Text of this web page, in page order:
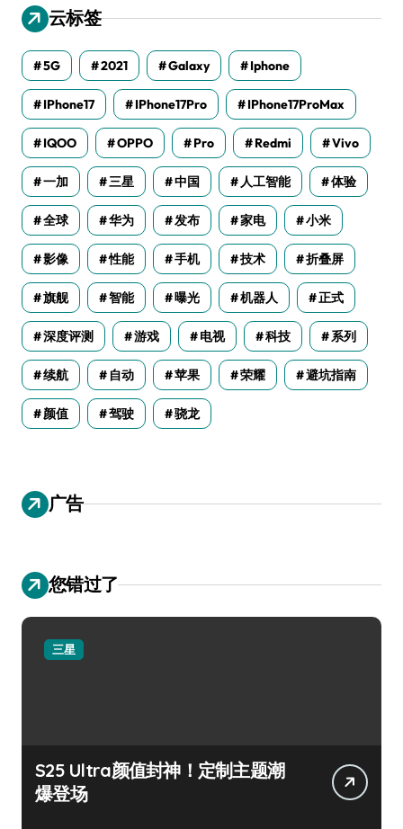
云标签
5G 2021 Galaxy Iphone
IPhone17 IPhone17Pro IPhone17ProMax
IQOO OPPO Pro Redmi Vivo
一加 三星 中国 人工智能 体验
全球 华为 发布 家电 小米
影像 性能 手机 技术 折叠屏
旗舰 智能 曝光 机器人 正式
深度评测 游戏 电视 科技 系列
续航 自动 苹果 荣耀 避坑指南
颜值 驾驶 骁龙
广告
您错过了
三星
S25 Ultra颜值封神！定制主题潮
爆登场